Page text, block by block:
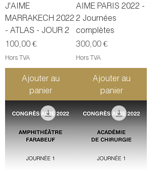
J'AIME
MARRAKECH 2022
- ATLAS - JOUR 2
Prix
100,00 €
Hors TVA
Ajouter au
panier
AIME PARIS 2022 -
2 Journées
complètes
Prix
300,00 €
Hors TVA
Ajouter au
panier